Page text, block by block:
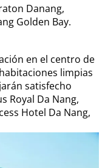
Danang,
Golden Bay.
en el centro de
limpias
satisfecho
Royal Da Nang,
Hotel Da Nang,